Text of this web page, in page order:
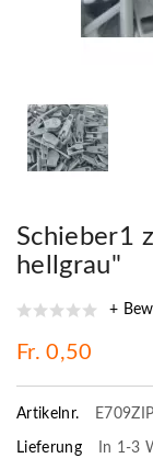
Schieber1
hellgrau"
+
Fr. 0,50
Artikelnr.
Lieferung In 1-3